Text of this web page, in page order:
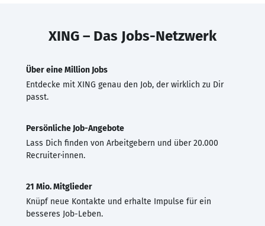
XING – Das Jobs-Netzwerk
Über eine Million Jobs
Entdecke mit XING genau den Job, der wirklich zu Dir
passt.
Persönliche Job-Angebote
Lass Dich finden von Arbeitgebern und über 20.000
Recruiter·innen.
21 Mio. Mitglieder
Knüpf neue Kontakte und erhalte Impulse für ein
besseres Job-Leben.